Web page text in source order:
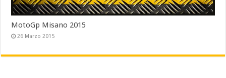
MotoGp Misano 2015
26 Marzo 2015